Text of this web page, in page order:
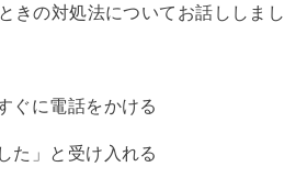
きの対処法についてお話ししまし
ぐに電話をかける
た」と受け入れる